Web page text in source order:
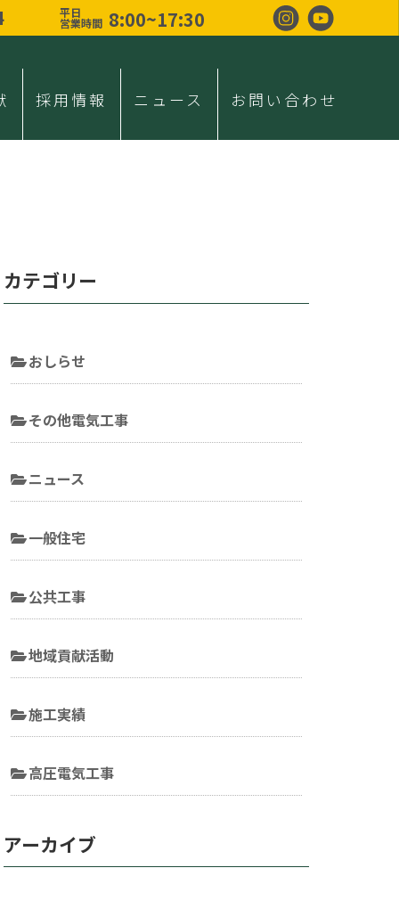
平日
営業時間 8:00~17:30
採用情報 ニュース お問い合わせ
カテゴリー
おしらせ
その他電気工事
ニュース
一般住宅
公共工事
地域貢献活動
施工実績
高圧電気工事
アーカイブ